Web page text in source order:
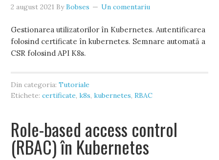
2 august 2021 ByBobses Un comentariu
Gestionarea utilizatorilor în Kubernetes. Autentificarea
folosind certificate în kubernetes. Semnare automată a
CSR folosind API K8s.
Din categoria:Tutoriale
Etichete:certificate,k8s,kubernetes,RBAC
Role-based access control
(RBAC) în Kubernetes